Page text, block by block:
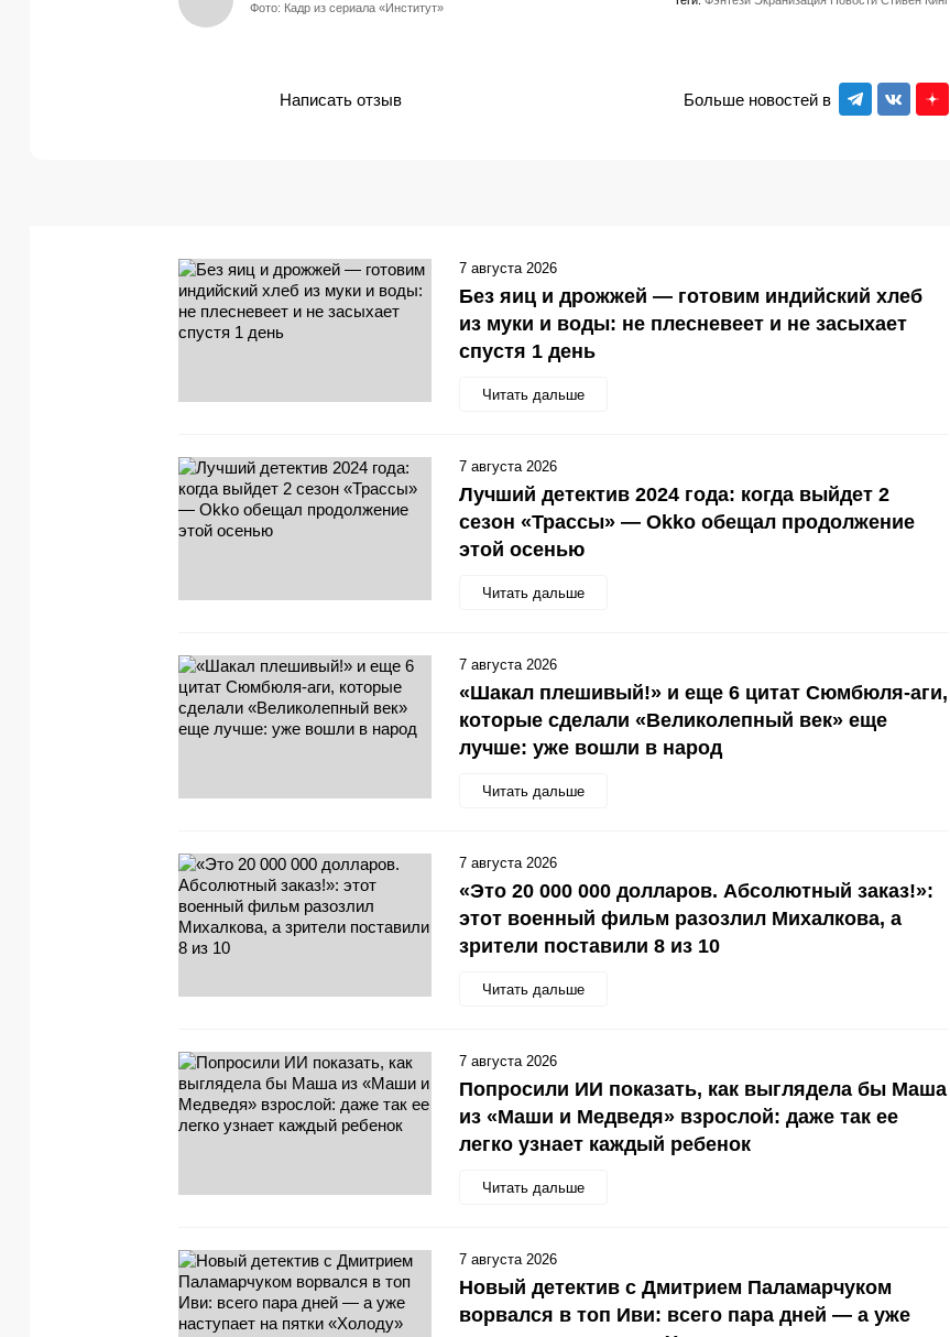
Фото: Кадр из сериала «Институт»
Больше новостей в
Написать отзыв
Без яиц и дрожжей — готовим индийский хлеб
из муки и воды: не плесневеет и не засыхает
спустя 1 день
Читать дальше
7 августа 2026
Лучший детектив 2024 года: когда выйдет 2
сезон «Трассы» — Okko обещал продолжение
этой осенью
Читать дальше
7 августа 2026
«Шакал плешивый!» и еще 6 цитат Сюмбюля-аги,
которые сделали «Великолепный век» еще
лучше: уже вошли в народ
Читать дальше
7 августа 2026
«Это 20 000 000 долларов. Абсолютный заказ!»:
этот военный фильм разозлил Михалкова, а
зрители поставили 8 из 10
Читать дальше
7 августа 2026
Попросили ИИ показать, как выглядела бы Маша
из «Маши и Медведя» взрослой: даже так ее
легко узнает каждый ребенок
Читать дальше
7 августа 2026
Новый детектив с Дмитрием Паламарчуком
ворвался в топ Иви: всего пара дней — а уже
7 августа 2026